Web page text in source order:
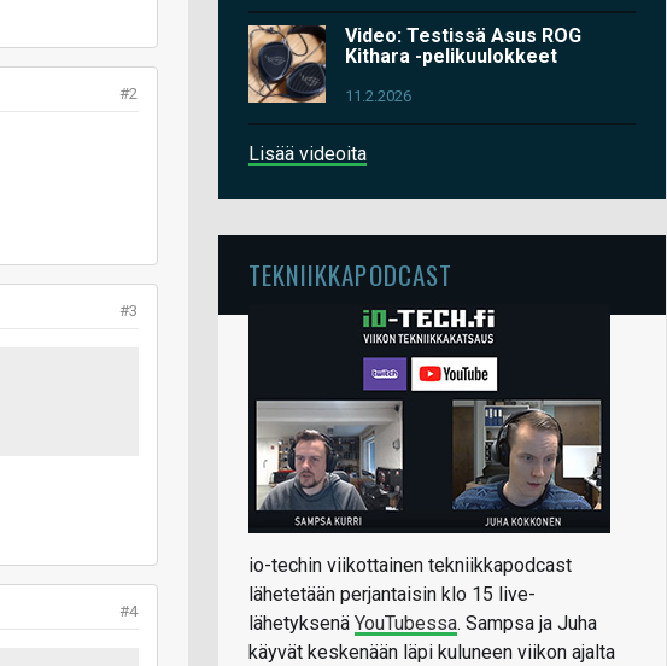
#2
#3
#4
Video: Testissä Asus ROG
Kithara -pelikuulokkeet
11.2.2026
Lisää videoita
TEKNIIKKAPODCAST
io-techin viikottainen tekniikkapodcast
lähetetään perjantaisin klo 15 live-
lähetyksenä YouTubessa. Sampsa ja Juha
käyvät keskenään läpi kuluneen viikon ajalta